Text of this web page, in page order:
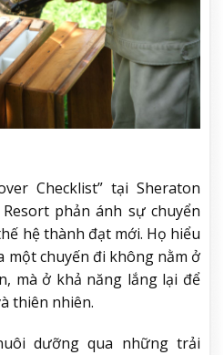
Checklist” tại Sheraton
phản ánh sự chuyển
hệ thành đạt mới. Họ hiểu
một chuyến đi không nằm ở
mà ở khả năng lắng lại để
thiên nhiên.
dưỡng qua những trải